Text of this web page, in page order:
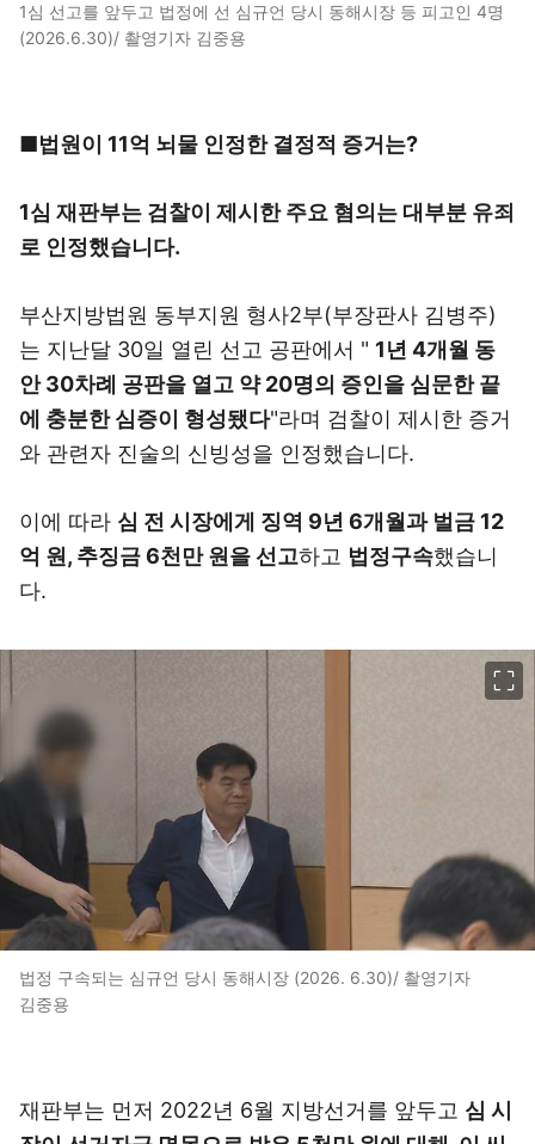
1심 선고를 앞두고 법정에 선 심규언 당시 동해시장 등 피고인 4명
(2026.6.30)/ 촬영기자 김중용
■법원이 11억 뇌물 인정한 결정적 증거는?
1심 재판부는 검찰이 제시한 주요 혐의는 대부분 유죄
로 인정했습니다.
부산지방법원 동부지원 형사2부(부장판사 김병주)
는 지난달 30일 열린 선고 공판에서 " 1년 4개월 동
안 30차례 공판을 열고 약 20명의 증인을 심문한 끝
에 충분한 심증이 형성됐다"라며 검찰이 제시한 증거
와 관련자 진술의 신빙성을 인정했습니다.
이에 따라 심 전 시장에게 징역 9년 6개월과 벌금 12
억 원, 추징금 6천만 원을 선고하고 법정구속했습니
다.
법정 구속되는 심규언 당시 동해시장 (2026. 6.30)/ 촬영기자
김중용
재판부는 먼저 2022년 6월 지방선거를 앞두고 심 시